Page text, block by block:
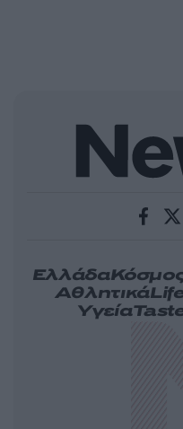
Ελλάδα
Αθλητικά
Υγεία